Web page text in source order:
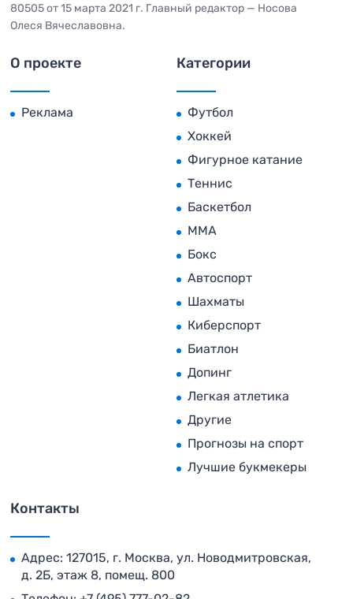
80505 от 15 марта 2021 г. Главный редактор — Носова
Олеся Вячеславовна.
О проекте
Реклама
Категории
Футбол
Хоккей
Фигурное катание
Теннис
Баскетбол
MMA
Бокс
Автоспорт
Шахматы
Киберспорт
Биатлон
Допинг
Легкая атлетика
Другие
Прогнозы на спорт
Лучшие букмекеры
Контакты
Адрес: 127015, г. Москва, ул. Новодмитровская,
д. 2Б, этаж 8, помещ. 800